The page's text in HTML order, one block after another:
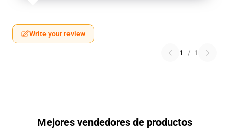
Write your review
1 / 1
Mejores vendedores de productos